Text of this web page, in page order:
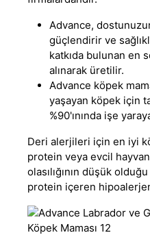
Advance,
güçlendirir ve
katkıda bulunan en
alınarak üretilir.
Advance köpek
yaşayan köpek için
%90'ınında işe
Deri alerjileri için en iyi
protein veya evcil
olasılığının düşük
protein içeren